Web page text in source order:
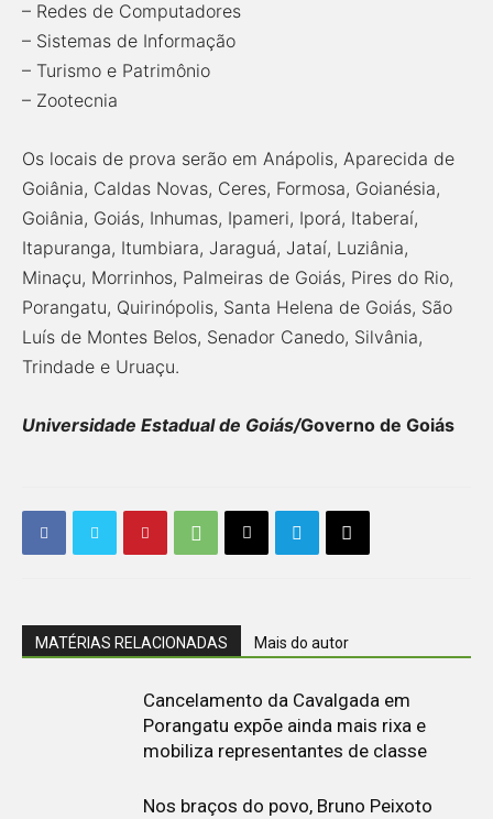
– Redes de Computadores
– Sistemas de Informação
– Turismo e Patrimônio
– Zootecnia
Os locais de prova serão em Anápolis, Aparecida de
Goiânia, Caldas Novas, Ceres, Formosa, Goianésia,
Goiânia, Goiás, Inhumas, Ipameri, Iporá, Itaberaí,
Itapuranga, Itumbiara, Jaraguá, Jataí, Luziânia,
Minaçu, Morrinhos, Palmeiras de Goiás, Pires do Rio,
Porangatu, Quirinópolis, Santa Helena de Goiás, São
Luís de Montes Belos, Senador Canedo, Silvânia,
Trindade e Uruaçu.
Universidade Estadual de Goiás/Governo de Goiás
MATÉRIAS RELACIONADAS Mais do autor
Cancelamento da Cavalgada em
Porangatu expõe ainda mais rixa e
mobiliza representantes de classe
Nos braços do povo, Bruno Peixoto